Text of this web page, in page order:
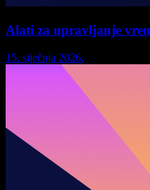
Alati za upravljanje
15. siječnja 2026.